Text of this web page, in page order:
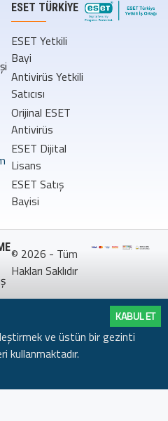
ESET TÜRKIYE
ESET Yetkili
Bayi
Antivirüs Yetkili
Satıcısı
Orijinal ESET
Antivirüs
ESET Dijital
Lisans
ESET Satış
Bayisi
© 2026 - Tüm
Hakları Saklıdır
KABUL ET
ve üstün bir gezinti
kullanmaktadır.